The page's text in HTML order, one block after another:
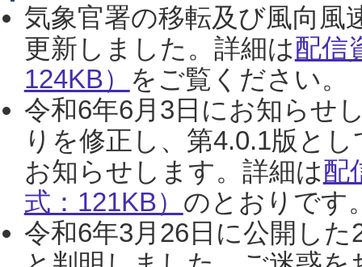
気象官署の移転及び風向風
更新しました。詳細は配信
124KB） をご覧ください。
令和6年6月3日にお知らせ
りを修正し、第4.0.1版と
お知らせします。詳細は配
式：121KB） のとおりです
令和6年3月26日に公開し